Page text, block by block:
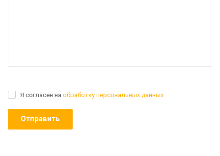
Я согласен на обработку персональных данных